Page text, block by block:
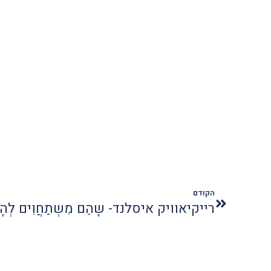
הקודם
רייקיאוויק איסלנד- שֶהֵם מִשְתַחֲוִים